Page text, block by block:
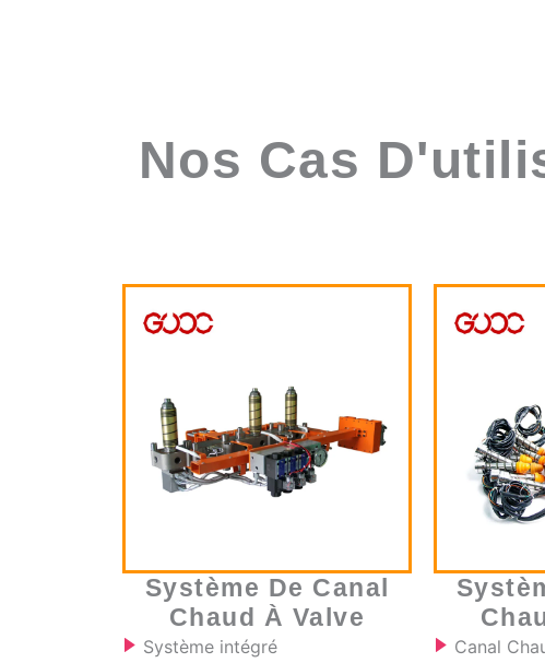
Nos Cas
Système De Canal
Chaud À Valve
Système intégré
Canal